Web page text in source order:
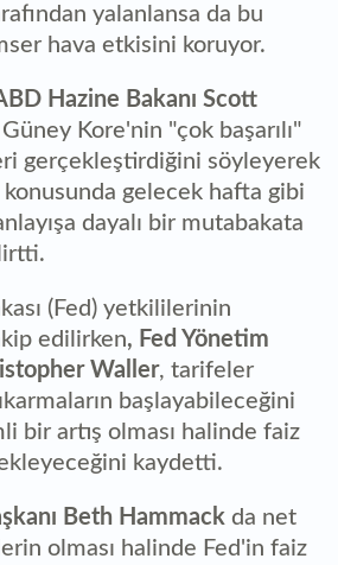
yalanlansa da bu
hava etkisini koruyor.
Hazine Bakanı Scott
Kore'nin "çok başarılı"
gerçekleştirdiğini söyleyerek
gelecek hafta gibi
dayalı bir mutabakata
(Fed) yetkililerinin
edilirken, Fed Yönetim
Waller, tarifeler
başlayabileceğini
bir artış olması halinde faiz
kaydetti.
Beth Hammack da net
olması halinde Fed'in faiz